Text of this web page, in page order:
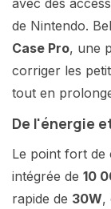
avec des
de Nintendo.
Case Pro, une
corriger les
tout en
De l'énergie
Le point fort de
intégrée de 10
rapide de 30W,